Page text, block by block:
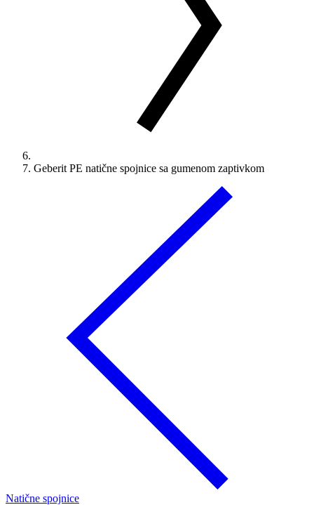
Geberit PE natične spojnice sa gumenom zaptivkom
Natične spojnice